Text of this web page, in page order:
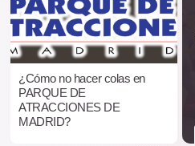
¿Cómo no hacer colas en
PARQUE DE
ATRACCIONES DE
MADRID?